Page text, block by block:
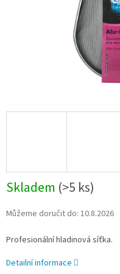
Skladem (>5 ks)
Můžeme doručit do: 10.8.2026
Profesionální hladinová síťka.
Detailní informace